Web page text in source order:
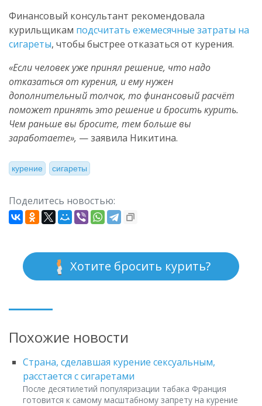
Финансовый консультант рекомендовала
курильщикам подсчитать ежемесячные затраты на
сигареты, чтобы быстрее отказаться от курения.
«Если человек уже принял решение, что надо
отказаться от курения, и ему нужен
дополнительный толчок, то финансовый расчёт
поможет принять это решение и бросить курить.
Чем раньше вы бросите, тем больше вы
заработаете», — заявила Никитина.
курение сигареты
Поделитесь новостью:
Хотите бросить курить?
Похожие новости
Страна, сделавшая курение сексуальным,
расстается с сигаретами
После десятилетий популяризации табака Франция
готовится к самому масштабному запрету на курение